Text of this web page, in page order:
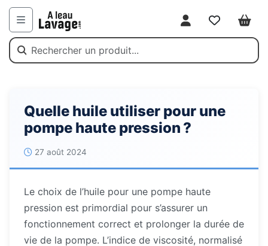
Menu
Mon compte
Favoris
Quelle huile utiliser pour une
pompe haute pression ?
27 août 2024
Le choix de l’huile pour une pompe haute
pression est primordial pour s’assurer un
fonctionnement correct et prolonger la durée de
vie de la pompe. L’indice de viscosité, normalisé